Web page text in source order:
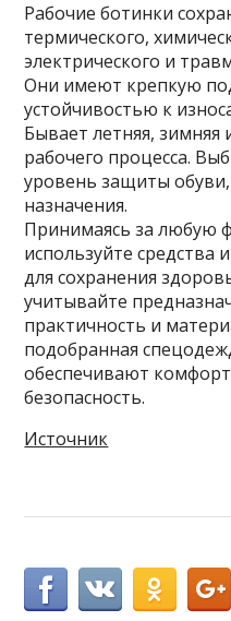
Рабочие ботинки
термического,
электрического и
Они имеют крепкую
устойчивостью к
Бывает летняя, зимняя
рабочего процесса.
уровень защиты
назначения.
Принимаясь за любую
используйте
для сохранения
учитывайте
практичность и
подобранная
обеспечивают
безопасность.
Источник